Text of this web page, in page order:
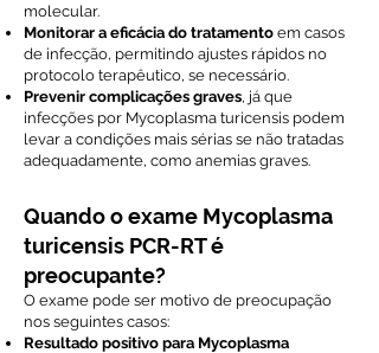
molecular.
Monitorar a eficácia do tratamento em casos
de infecção, permitindo ajustes rápidos no
protocolo terapêutico, se necessário.
Prevenir complicações graves, já que
infecções por Mycoplasma turicensis podem
levar a condições mais sérias se não tratadas
adequadamente, como anemias graves.
Quando o exame Mycoplasma
turicensis PCR-RT é
preocupante?
O exame pode ser motivo de preocupação
nos seguintes casos:
Resultado positivo para Mycoplasma